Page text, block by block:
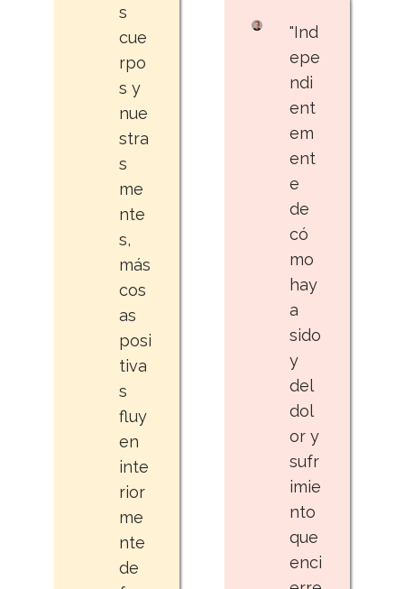
s
cue
rpo
s y
nue
stra
s
me
nte
s,
más
cos
as
posi
tiva
s
fluy
en
inte
rior
me
nte
de
"Ind
epe
ndi
ent
em
ent
e
de
có
mo
hay
a
sido
y
del
dol
or y
sufr
imie
nto
que
enci